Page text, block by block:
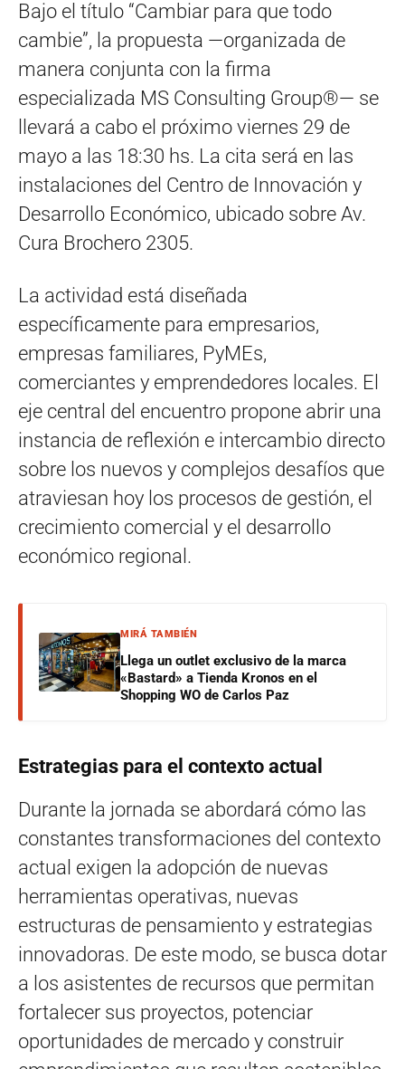
Bajo el título “Cambiar para que todo
cambie”, la propuesta —organizada de
manera conjunta con la firma
especializada MS Consulting Group®— se
llevará a cabo el próximo viernes 29 de
mayo a las 18:30 hs. La cita será en las
instalaciones del Centro de Innovación y
Desarrollo Económico, ubicado sobre Av.
Cura Brochero 2305.
La actividad está diseñada
específicamente para empresarios,
empresas familiares, PyMEs,
comerciantes y emprendedores locales. El
eje central del encuentro propone abrir una
instancia de reflexión e intercambio directo
sobre los nuevos y complejos desafíos que
atraviesan hoy los procesos de gestión, el
crecimiento comercial y el desarrollo
económico regional.
MIRÁ TAMBIÉN
Llega un outlet exclusivo de la marca
«Bastard» a Tienda Kronos en el
Shopping WO de Carlos Paz
Estrategias para el contexto actual
Durante la jornada se abordará cómo las
constantes transformaciones del contexto
actual exigen la adopción de nuevas
herramientas operativas, nuevas
estructuras de pensamiento y estrategias
innovadoras. De este modo, se busca dotar
a los asistentes de recursos que permitan
fortalecer sus proyectos, potenciar
oportunidades de mercado y construir